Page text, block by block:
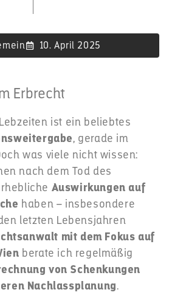
10. April 2025
Erbrecht
ist ein beliebtes
, gerade im
was viele nicht wissen:
nach dem Tod des
Auswirkungen auf
haben – insbesondere
letzten Lebensjahren
mit dem Fokus auf
berate ich regelmäßig
von Schenkungen
Nachlassplanung.